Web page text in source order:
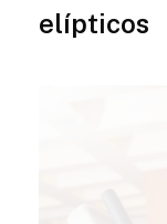
elípticos